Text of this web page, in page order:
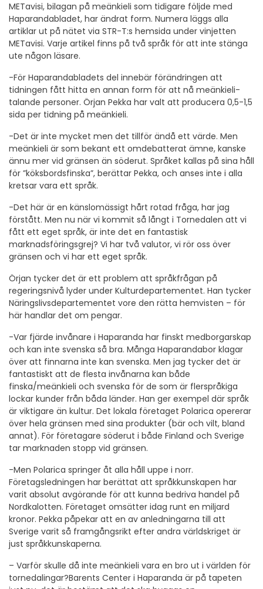
METavisi, bilagan på meänkieli som tidigare följde med
Haparandabladet, har ändrat form. Numera läggs alla
artiklar ut på nätet via STR-T:s hemsida under vinjetten
METavisi. Varje artikel finns på två språk för att inte stänga
ute någon läsare.
-För Haparandabladets del innebär förändringen att
tidningen fått hitta en annan form för att nå meänkieli-
talande personer. Örjan Pekka har valt att producera 0,5-1,5
sida per tidning på meänkieli.
-Det är inte mycket men det tillför ändå ett värde. Men
meänkieli är som bekant ett omdebatterat ämne, kanske
ännu mer vid gränsen än söderut. Språket kallas på sina håll
för ”köksbordsfinska”, berättar Pekka, och anses inte i alla
kretsar vara ett språk.
-Det här är en känslomässigt hårt rotad fråga, har jag
förstått. Men nu när vi kommit så långt i Tornedalen att vi
fått ett eget språk, är inte det en fantastisk
marknadsföringsgrej? Vi har två valutor, vi rör oss över
gränsen och vi har ett eget språk.
Örjan tycker det är ett problem att språkfrågan på
regeringsnivå lyder under Kulturdepartementet. Han tycker
Näringslivsdepartementet vore den rätta hemvisten – för
här handlar det om pengar.
-Var fjärde invånare i Haparanda har finskt medborgarskap
och kan inte svenska så bra. Många Haparandabor klagar
över att finnarna inte kan svenska. Men jag tycker det är
fantastiskt att de flesta invånarna kan både
finska/meänkieli och svenska för de som är flerspråkiga
lockar kunder från båda länder. Han ger exempel där språk
är viktigare än kultur. Det lokala företaget Polarica opererar
över hela gränsen med sina produkter (bär och vilt, bland
annat). För företagare söderut i både Finland och Sverige
tar marknaden stopp vid gränsen.
-Men Polarica springer åt alla håll uppe i norr.
Företagsledningen har berättat att språkkunskapen har
varit absolut avgörande för att kunna bedriva handel på
Nordkalotten. Företaget omsätter idag runt en miljard
kronor. Pekka påpekar att en av anledningarna till att
Sverige varit så framgångsrikt efter andra världskriget är
just språkkunskaperna.
– Varför skulle då inte meänkieli vara en bro ut i världen för
tornedalingar?Barents Center i Haparanda är på tapeten